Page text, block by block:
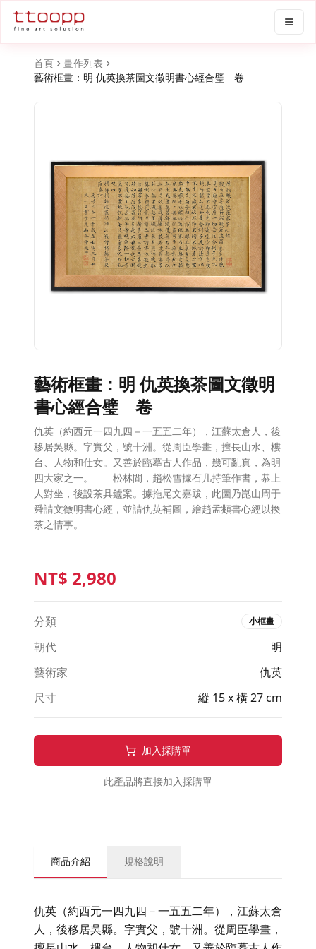
首頁
畫作列表
藝術框畫：明 仇英換茶圖文徵明書心經合璧 卷
藝術框畫：明 仇英換茶圖文徵明
書心經合璧 卷
仇英（約西元一四九四－一五五二年），江蘇太倉人，後
移居吳縣。字實父，號十洲。從周臣學畫，擅長山水、樓
台、人物和仕女。又善於臨摹古人作品，幾可亂真，為明
四大家之一。 松林間，趙松雪據石几持筆作書，恭上
人對坐，後設茶具鑪案。據拖尾文嘉跋，此圖乃崑山周于
舜請文徵明書心經，並請仇英補圖，繪趙孟頫書心經以換
茶之情事。
NT$ 2,980
分類 小框畫
朝代
明
藝術家
仇英
尺寸
縱 15 x 橫 27 cm
加入採購單
此產品將直接加入採購單
商品介紹 規格說明
仇英（約西元一四九四－一五五二年），江蘇太倉
人，後移居吳縣。字實父，號十洲。從周臣學畫，